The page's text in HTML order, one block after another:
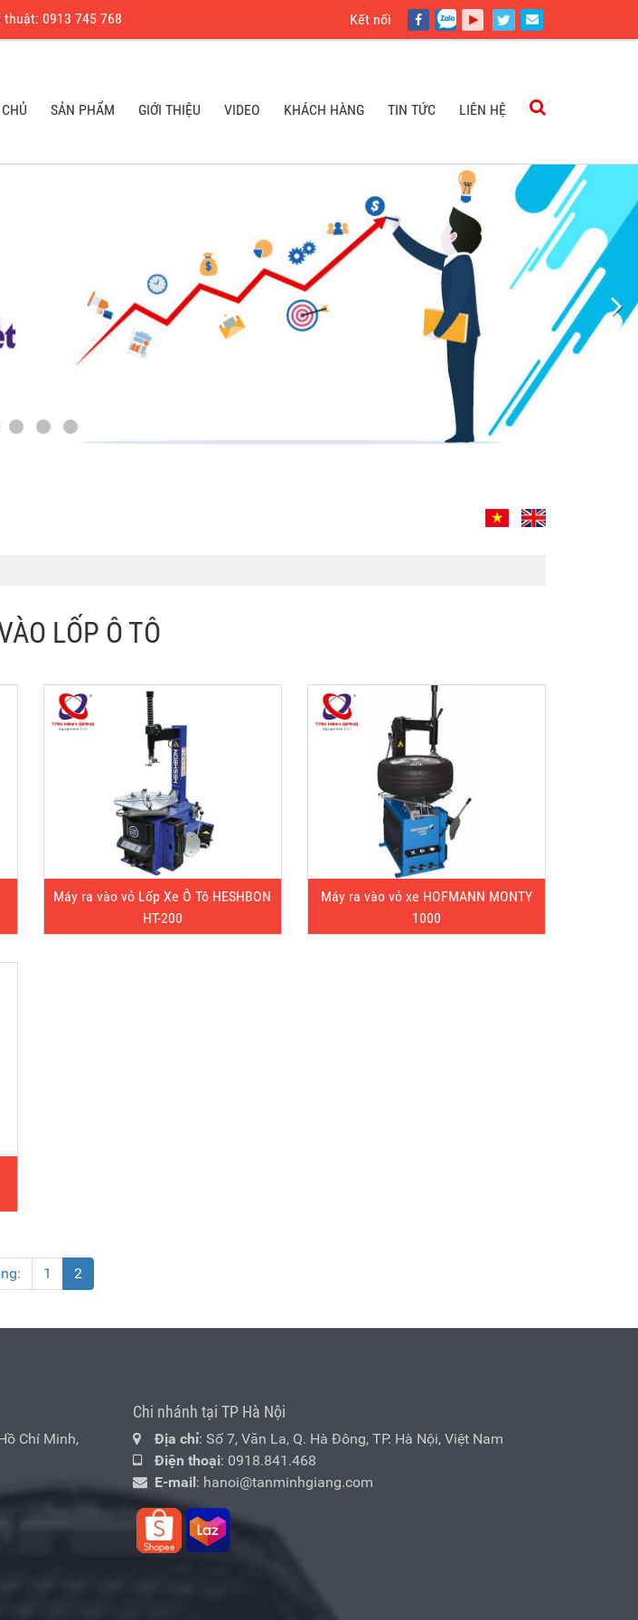
thuật: 0913 745 768 Kết nối
SẢN PHẨM GIỚI THIỆU VIDEO
VIDEO
KHÁCH HÀNG
KHÁCH HÀNG
TIN TỨC
TIN TỨC
LIÊN HỆ
LIÊN HỆ
LỐP Ô TÔ
Máy ra vào vỏ Lốp Xe Ô Tô HESHBON
HT-200
Máy ra vào vỏ xe HOFMANN MONTY
1000
1 2
Chí Minh,
Chi nhánh tại TP Hà Nội
Địa chỉ: Số 7, Văn La, Q. Hà Đông, TP. Hà Nội, Việt Nam
Điện thoại: 0918.841.468
E-mail: hanoi@tanminhgiang.com